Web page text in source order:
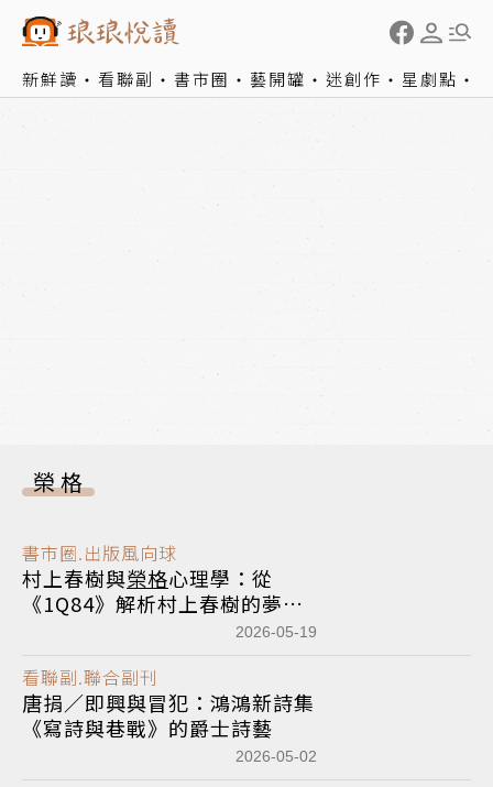
新鮮讀 看聯副 書市圈 藝開罐 迷創作 星劇點
榮格
書市圈.出版風向球
村上春樹與榮格心理學：從
《1Q84》解析村上春樹的夢物
2026-05-19
看聯副.聯合副刊
唐捐／即興與冒犯：鴻鴻新詩集
《寫詩與巷戰》的爵士詩藝
2026-05-02